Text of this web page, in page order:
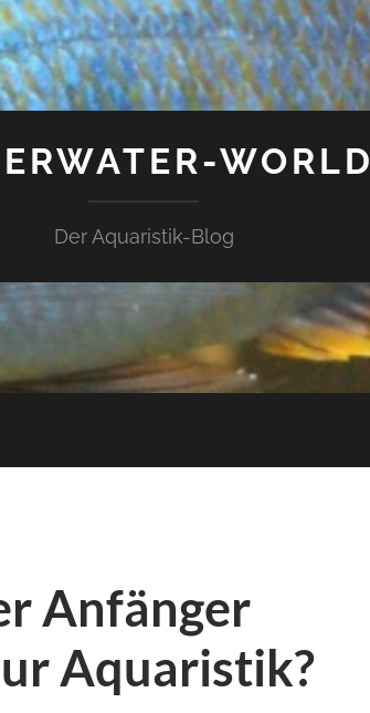
WORLD
Der Aquaristik-Blog
Anfänger
Aquaristik?